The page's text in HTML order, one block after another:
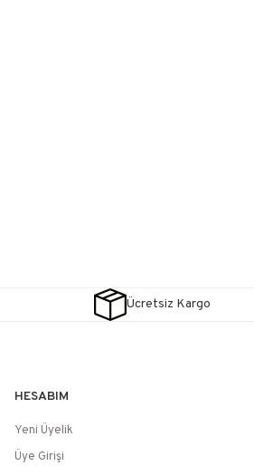
Ücretsiz Kargo
HESABIM
Yeni Üyelik
Üye Girişi